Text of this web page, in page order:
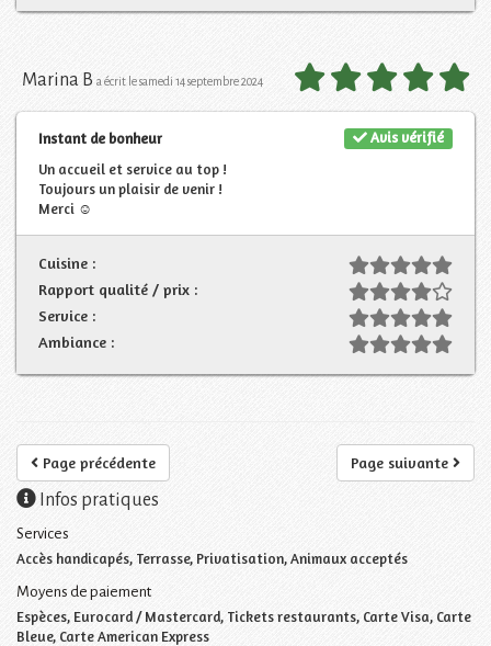
Marina B a écrit le samedi 14 septembre 2024
Avis vérifié
Instant de bonheur
Un accueil et service au top !
Toujours un plaisir de venir !
Merci ☺️
Cuisine :
Rapport qualité / prix :
Service :
Ambiance :
Page suivante
Page précédente
Infos pratiques
Services
Accès handicapés, Terrasse, Privatisation, Animaux acceptés
Moyens de paiement
Espèces, Eurocard / Mastercard, Tickets restaurants, Carte Visa, Carte
Bleue, Carte American Express